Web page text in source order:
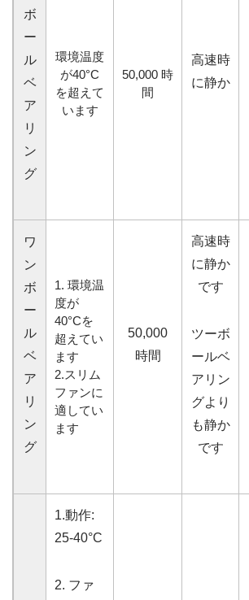
ボ
ー
ル
ベ
ア
リ
ン
グ
環境温度
が40°C
を超えて
います
50,000 時
間
高速時
に静か
ワ
ン
ボ
ー
ル
ベ
ア
リ
ン
グ
1. 環境温
度が
40°Cを
超えてい
ます
2.スリム
ファンに
適してい
ます
50,000
時間
高速時
に静か
です
ツーボ
ールベ
アリン
グより
も静か
です
1.動作:
25-40°C
2. ファ